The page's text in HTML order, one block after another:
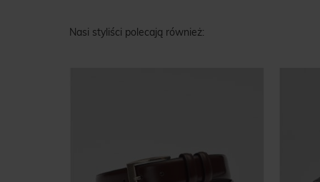
Nasi styliści polecają również: